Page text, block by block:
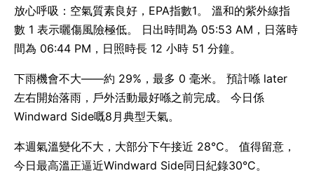
放心呼吸：空氣質素良好，EPA指數1。 溫和的紫外線指
數 1 表示曬傷風險極低。 日出時間為 05:53 AM，日落時
間為 06:44 PM，日照時長 12 小時 51 分鐘。
下雨機會不大——約 29%，最多 0 毫米。 預計喺 later
左右開始落雨，戶外活動最好喺之前完成。 今日係
Windward Side嘅8月典型天氣。
本週氣溫變化不大，大部分下午接近 28°C。 值得留意，
今日最高溫正逼近Windward Side同日紀錄30°C。